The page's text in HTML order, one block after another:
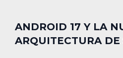
ANDROID 17 Y LA
ARQUITECTURA DE